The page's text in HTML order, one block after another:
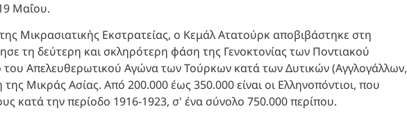
Μαΐου.
Μικρασιατικής Εκστρατείας, ο Κεμάλ Ατατούρκ αποβιβάστηκε στη
τη δεύτερη και σκληρότερη φάση της Γενοκτονίας των Ποντιακού
του Απελευθερωτικού Αγώνα των Τούρκων κατά των Δυτικών (Αγγλογάλλων,
Μικράς Ασίας. Από 200.000 έως 350.000 είναι οι Ελληνoπόντιοι, που
κατά την περίοδο 1916-1923, σ' ένα σύνολο 750.000 περίπου.